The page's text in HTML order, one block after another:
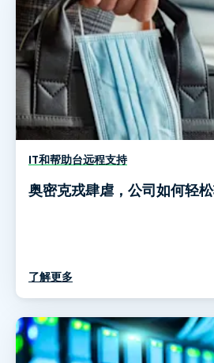
IT和帮助台远程支持
奥密克戎肆虐，公司如何轻
了解更多